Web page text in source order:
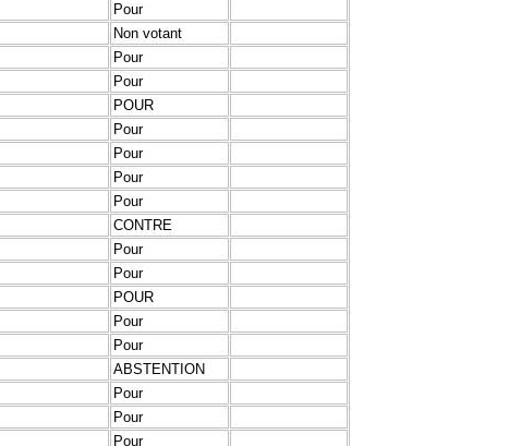
Pour
Non votant
Pour
Pour
POUR
Pour
Pour
Pour
Pour
CONTRE
Pour
Pour
POUR
Pour
Pour
ABSTENTION
Pour
Pour
Pour